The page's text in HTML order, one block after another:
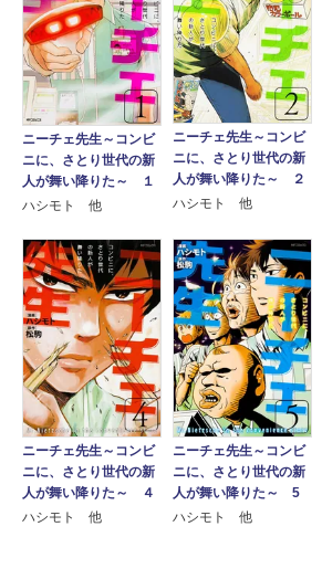
ニーチェ先生～コンビ
ニに、さとり世代の新
人が舞い降りた～ １
ハシモト 他
ニーチェ先生～コンビ
ニに、さとり世代の新
人が舞い降りた～ ２
ハシモト 他
ニーチェ先生～コンビ
ニに、さとり世代の新
人が舞い降りた～ ４
ハシモト 他
ニーチェ先生～コンビ
ニに、さとり世代の新
人が舞い降りた～ 5
ハシモト 他